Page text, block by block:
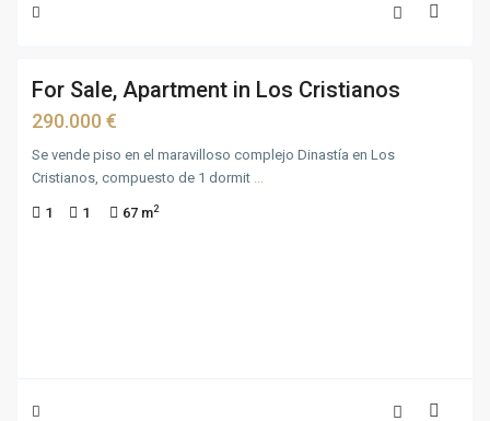
For Sale, Apartment in Los Cristianos
290.000 €
Se vende piso en el maravilloso complejo Dinastía en Los
Cristianos, compuesto de 1 dormit ...
1 1 67 m2